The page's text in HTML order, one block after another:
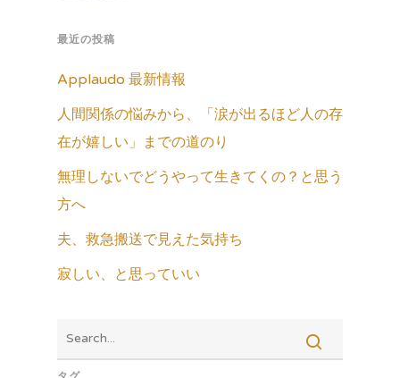
最近の投稿
Applaudo 最新情報
人間関係の悩みから、「涙が出るほど人の存
在が嬉しい」までの道のり
無理しないでどうやって生きてくの？と思う
方へ
夫、救急搬送で見えた気持ち
寂しい、と思っていい